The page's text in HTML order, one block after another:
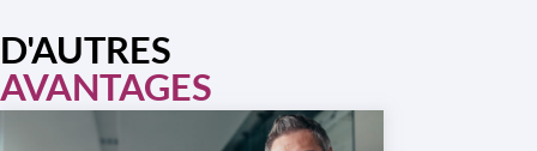
D'AUTRES
AVANTAGES